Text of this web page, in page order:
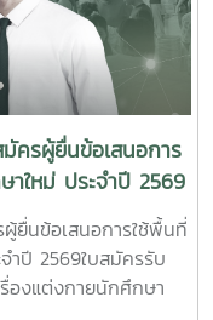
ครผู้ยื่นข้อเสนอการ
ใหม่ ประจำปี 2569
ยื่นข้อเสนอการใช้พื้นที่
ำปี 2569ใบสมัครรับ
องแต่งกายนักศึกษา